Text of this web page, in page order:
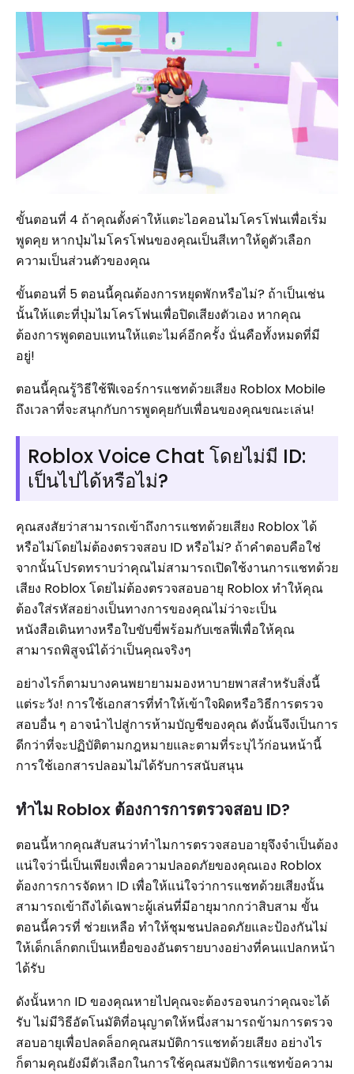
ขั้นตอนที่ 4 ถ้าคุณตั้งค่าให้แตะไอคอนไมโครโฟนเพื่อเริ่ม
พูดคุย หากปุ่มไมโครโฟนของคุณเป็นสีเทาให้ดูตัวเลือก
ความเป็นส่วนตัวของคุณ
ขั้นตอนที่ 5 ตอนนี้คุณต้องการหยุดพักหรือไม่? ถ้าเป็นเช่น
นั้นให้แตะที่ปุ่มไมโครโฟนเพื่อปิดเสียงตัวเอง หากคุณ
ต้องการพูดตอบแทนให้แตะไมค์อีกครั้ง นั่นคือทั้งหมดที่มี
อยู่!
ตอนนี้คุณรู้วิธีใช้ฟีเจอร์การแชทด้วยเสียง Roblox Mobile
ถึงเวลาที่จะสนุกกับการพูดคุยกับเพื่อนของคุณขณะเล่น!
Roblox Voice Chat โดยไม่มี ID:
เป็นไปได้หรือไม่?
คุณสงสัยว่าสามารถเข้าถึงการแชทด้วยเสียง Roblox ได้
หรือไม่โดยไม่ต้องตรวจสอบ ID หรือไม่? ถ้าคำตอบคือใช่
จากนั้นโปรดทราบว่าคุณไม่สามารถเปิดใช้งานการแชทด้วย
เสียง Roblox โดยไม่ต้องตรวจสอบอายุ Roblox ทำให้คุณ
ต้องใส่รหัสอย่างเป็นทางการของคุณไม่ว่าจะเป็น
หนังสือเดินทางหรือใบขับขี่พร้อมกับเซลฟี่เพื่อให้คุณ
สามารถพิสูจน์ได้ว่าเป็นคุณจริงๆ
อย่างไรก็ตามบางคนพยายามมองหาบายพาสสำหรับสิ่งนี้
แต่ระวัง! การใช้เอกสารที่ทำให้เข้าใจผิดหรือวิธีการตรวจ
สอบอื่น ๆ อาจนำไปสู่การห้ามบัญชีของคุณ ดังนั้นจึงเป็นการ
ดีกว่าที่จะปฏิบัติตามกฎหมายและตามที่ระบุไว้ก่อนหน้านี้
การใช้เอกสารปลอมไม่ได้รับการสนับสนุน
ทำไม Roblox ต้องการการตรวจสอบ ID?
ตอนนี้หากคุณสับสนว่าทำไมการตรวจสอบอายุจึงจำเป็นต้อง
แน่ใจว่านี่เป็นเพียงเพื่อความปลอดภัยของคุณเอง Roblox
ต้องการการจัดหา ID เพื่อให้แน่ใจว่าการแชทด้วยเสียงนั้น
สามารถเข้าถึงได้เฉพาะผู้เล่นที่มีอายุมากกว่าสิบสาม ขั้น
ตอนนี้ควรที่ ช่วยเหลือ ทำให้ชุมชนปลอดภัยและป้องกันไม่
ให้เด็กเล็กตกเป็นเหยื่อของอันตรายบางอย่างที่คนแปลกหน้า
ได้รับ
ดังนั้นหาก ID ของคุณหายไปคุณจะต้องรอจนกว่าคุณจะได้
รับ ไม่มีวิธีอัตโนมัติที่อนุญาตให้หนึ่งสามารถข้ามการตรวจ
สอบอายุเพื่อปลดล็อกคุณสมบัติการแชทด้วยเสียง อย่างไร
ก็ตามคุณยังมีตัวเลือกในการใช้คุณสมบัติการแชทข้อความ